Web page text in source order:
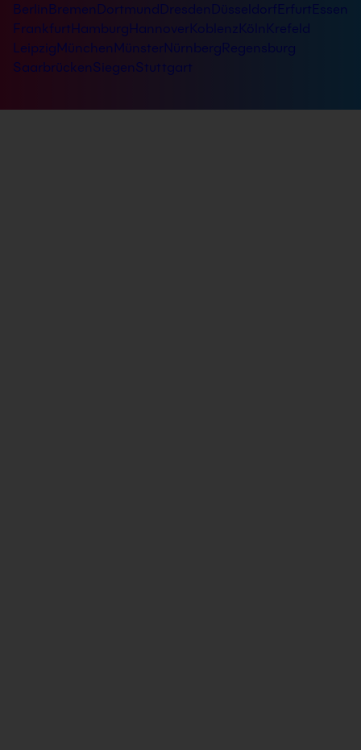
Berlin Bremen Dortmund ErfurtEssen
FrankfurtHamburgHannover
Krefeld
LeipzigMünchen Münster
SaarbrückenSiegen Stuttgart